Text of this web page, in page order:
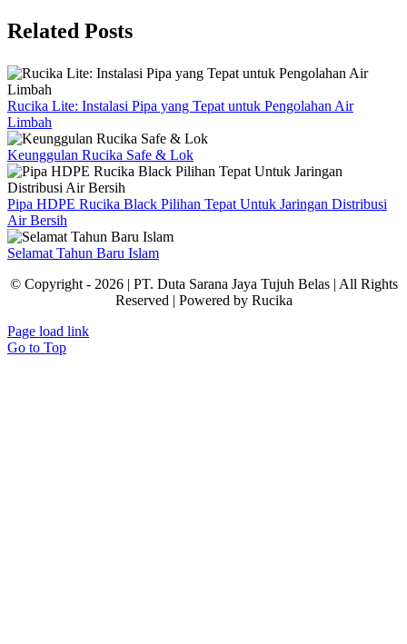
Related Posts
Rucika Lite: Instalasi Pipa yang Tepat untuk Pengolahan Air
Limbah
Keunggulan Rucika Safe & Lok
Pipa HDPE Rucika Black Pilihan Tepat Untuk Jaringan Distribusi
Air Bersih
Selamat Tahun Baru Islam
© Copyright - 2026 | PT. Duta Sarana Jaya Tujuh Belas | All Rights
Reserved | Powered by Rucika
Page load link
Go to Top